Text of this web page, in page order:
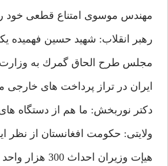
مهندس موسوى امتناع قطعى خود
رهبر انقلاب: شهيد حسين فهميده
مجلس طرح الحاق گمرك به وزارت
ايران در تراز پرداخت هاى
دكتر نوربخش: ما هم از دستگاه هاى
ولايتى: حكومت افغانستان از نظر
هيإت وزيران احداث 300 هزار واحد مسكونى كوچك را تصويب كرد.